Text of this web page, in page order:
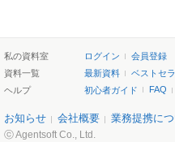
私の資料室 ログイン
会員登録
資料一覧
最新資料 ベストセ
ヘルプ
初心者ガイド FAQ
お知らせ 会社概要 業務提携に
ⓒ Agentsoft Co., Ltd.